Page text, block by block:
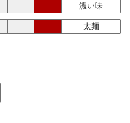
濃い味
太麺